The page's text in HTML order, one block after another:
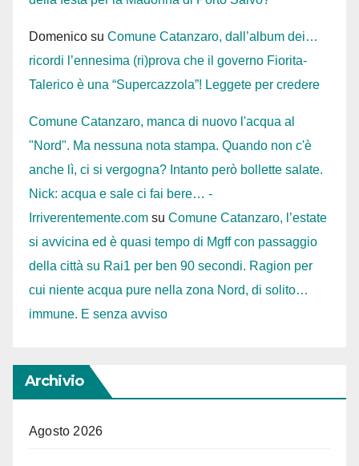
Domenico su Comune Catanzaro, dall’album dei…
ricordi l’ennesima (ri)prova che il governo Fiorita-
Talerico è una “Supercazzola”! Leggete per credere
Comune Catanzaro, manca di nuovo l'acqua al
"Nord". Ma nessuna nota stampa. Quando non c'è
anche lì, ci si vergogna? Intanto però bollette salate.
Nick: acqua e sale ci fai bere… -
Irriverentemente.com su Comune Catanzaro, l’estate
si avvicina ed è quasi tempo di Mgff con passaggio
della città su Rai1 per ben 90 secondi. Ragion per
cui niente acqua pure nella zona Nord, di solito…
immune. E senza avviso
Archivio
Agosto 2026